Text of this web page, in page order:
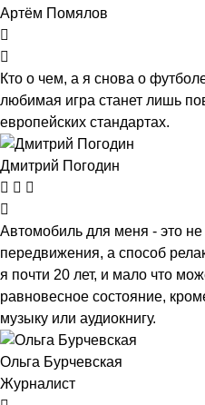
Артём Помялов
Кто о чем, а я снова о
любимая игра станет лишь
европейских стандартах.
Дмитрий Погодин
Автомобиль для меня - это не
передвижения, а способ
я почти 20 лет, и мало что
равновесное состояние,
музыку или аудиокнигу.
Ольга Бурчевская
Журналист